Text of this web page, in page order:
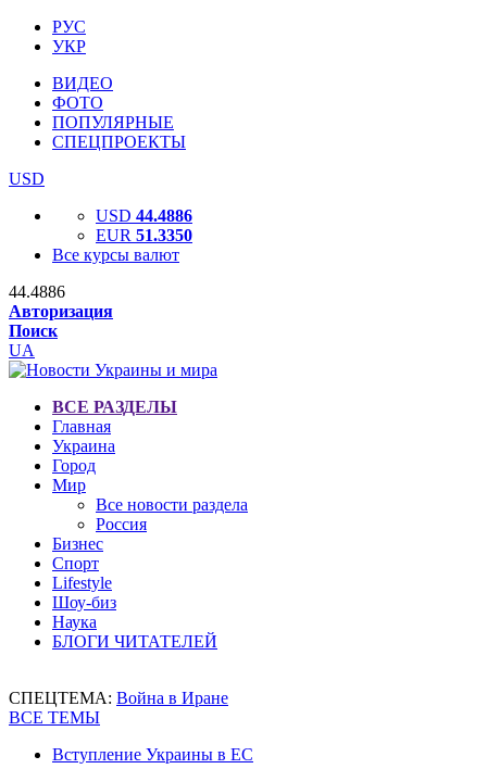
РУС
УКР
ВИДЕО
ФОТО
ПОПУЛЯРНЫЕ
СПЕЦПРОЕКТЫ
USD
USD 44.4886
EUR 51.3350
Все курсы валют
44.4886
Авторизация
Поиск
UA
ВСЕ РАЗДЕЛЫ
Главная
Украина
Город
Мир
Все новости раздела
Россия
Бизнес
Спорт
Lifestyle
Шоу-биз
Наука
БЛОГИ ЧИТАТЕЛЕЙ
СПЕЦТЕМА: Война в Иране
ВСЕ ТЕМЫ
Вступление Украины в ЕС